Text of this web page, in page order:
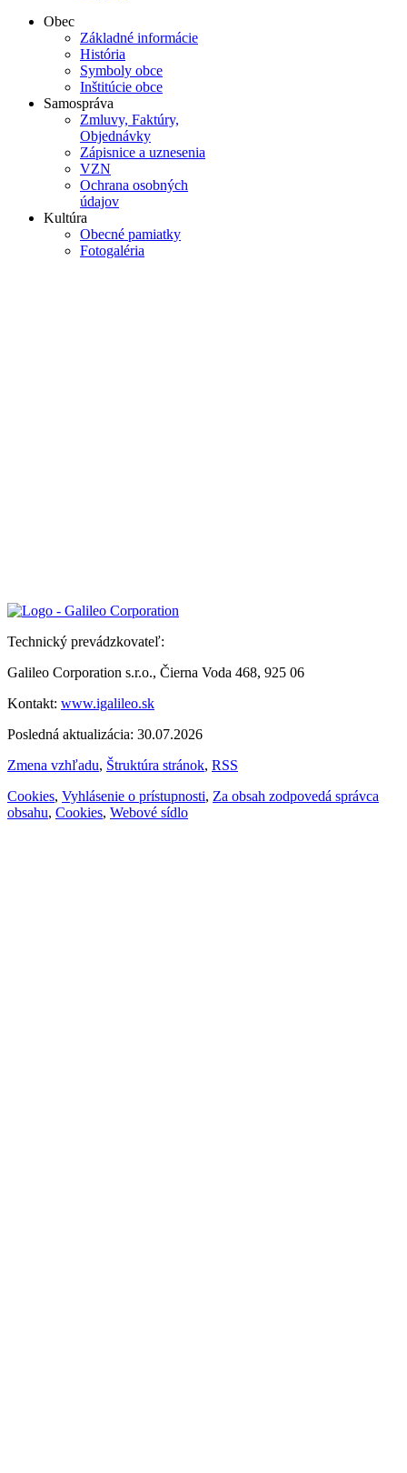
Obec
Základné informácie
História
Symboly obce
Inštitúcie obce
Samospráva
Zmluvy, Faktúry,
Objednávky
Zápisnice a uznesenia
VZN
Ochrana osobných
údajov
Kultúra
Obecné pamiatky
Fotogaléria
Technický prevádzkovateľ:
Galileo Corporation s.r.o., Čierna Voda 468, 925 06
Kontakt: www.igalileo.sk
Posledná aktualizácia: 30.07.2026
Zmena vzhľadu, Štruktúra stránok, RSS
Cookies, Vyhlásenie o prístupnosti, Za obsah zodpovedá správca
obsahu, Cookies, Webové sídlo